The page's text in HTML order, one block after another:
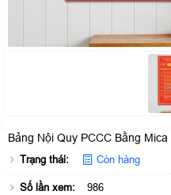
Bảng Nội Quy PCCC Bằng
Trạng thái: Còn hàng
Số lần xem: 986